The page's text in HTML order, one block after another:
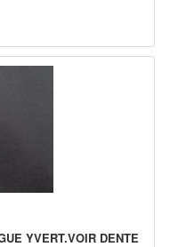
YVERT.VOIR DENTE